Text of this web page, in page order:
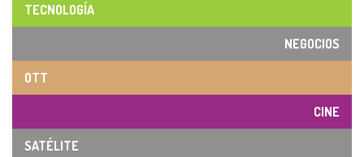
TECNOLOGÍA
NEGOCIOS
OTT
CINE
SATÉLITE